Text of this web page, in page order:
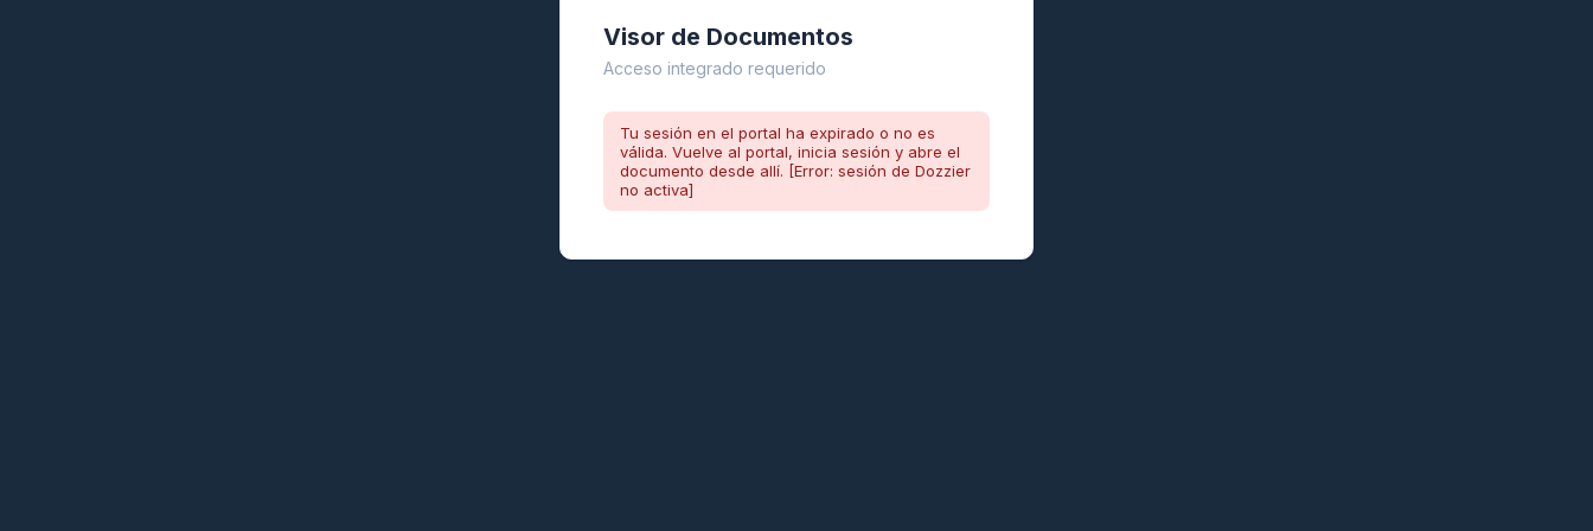
Visor de Documentos
Acceso integrado requerido
Tu sesión en el portal ha expirado o no es
válida. Vuelve al portal, inicia sesión y abre el
documento desde allí. [Error: sesión de Dozzier
no activa]